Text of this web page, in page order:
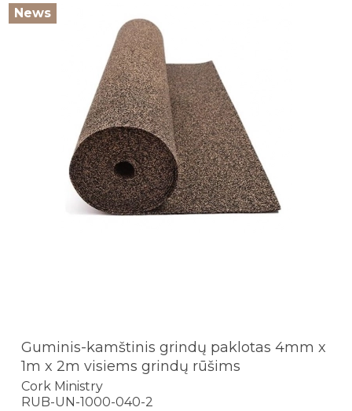
News
Guminis-kamštinis grindų paklotas 4mm x
1m x 2m visiems grindų rūšims
Cork Ministry
RUB-UN-1000-040-2